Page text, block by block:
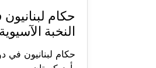
حكام
النخبة
حكام لبنانيون في